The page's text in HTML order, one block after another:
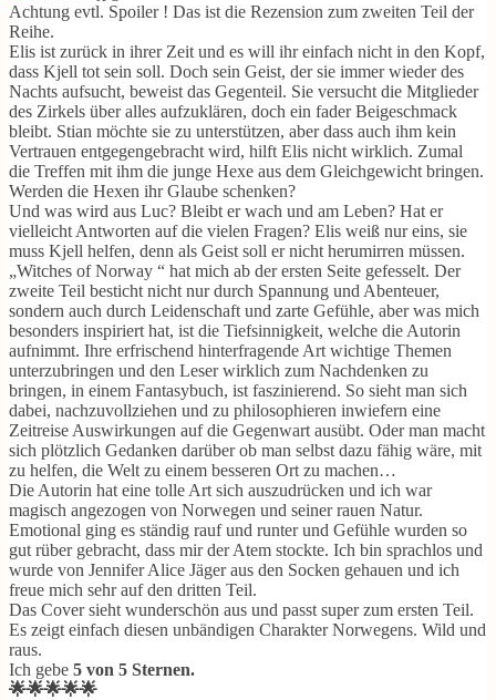
Achtung evtl. Spoiler ! Das ist die Rezension zum zweiten Teil der
Reihe.
Elis ist zurück in ihrer Zeit und es will ihr einfach nicht in den Kopf,
dass Kjell tot sein soll. Doch sein Geist, der sie immer wieder des
Nachts aufsucht, beweist das Gegenteil. Sie versucht die Mitglieder
des Zirkels über alles aufzuklären, doch ein fader Beigeschmack
bleibt. Stian möchte sie zu unterstützen, aber dass auch ihm kein
Vertrauen entgegengebracht wird, hilft Elis nicht wirklich. Zumal
die Treffen mit ihm die junge Hexe aus dem Gleichgewicht bringen.
Werden die Hexen ihr Glaube schenken?
Und was wird aus Luc? Bleibt er wach und am Leben? Hat er
vielleicht Antworten auf die vielen Fragen? Elis weiß nur eins, sie
muss Kjell helfen, denn als Geist soll er nicht herumirren müssen.
„Witches of Norway “ hat mich ab der ersten Seite gefesselt. Der
zweite Teil besticht nicht nur durch Spannung und Abenteuer,
sondern auch durch Leidenschaft und zarte Gefühle, aber was mich
besonders inspiriert hat, ist die Tiefsinnigkeit, welche die Autorin
aufnimmt. Ihre erfrischend hinterfragende Art wichtige Themen
unterzubringen und den Leser wirklich zum Nachdenken zu
bringen, in einem Fantasybuch, ist faszinierend. So sieht man sich
dabei, nachzuvollziehen und zu philosophieren inwiefern eine
Zeitreise Auswirkungen auf die Gegenwart ausübt. Oder man macht
sich plötzlich Gedanken darüber ob man selbst dazu fähig wäre, mit
zu helfen, die Welt zu einem besseren Ort zu machen…
Die Autorin hat eine tolle Art sich auszudrücken und ich war
magisch angezogen von Norwegen und seiner rauen Natur.
Emotional ging es ständig rauf und runter und Gefühle wurden so
gut rüber gebracht, dass mir der Atem stockte. Ich bin sprachlos und
wurde von Jennifer Alice Jäger aus den Socken gehauen und ich
freue mich sehr auf den dritten Teil.
Das Cover sieht wunderschön aus und passt super zum ersten Teil.
Es zeigt einfach diesen unbändigen Charakter Norwegens. Wild und
raus.
Ich gebe 5 von 5 Sternen.
🌟🌟🌟🌟🌟